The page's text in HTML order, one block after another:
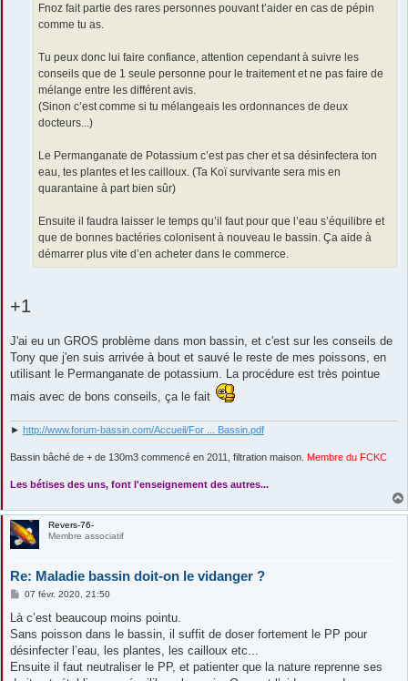
Fnoz fait partie des rares personnes pouvant t’aider en cas de pépin
comme tu as.
Tu peux donc lui faire confiance, attention cependant à suivre les
conseils que de 1 seule personne pour le traitement et ne pas faire de
mélange entre les différent avis.
(Sinon c’est comme si tu mélangeais les ordonnances de deux
docteurs...)
Le Permanganate de Potassium c’est pas cher et sa désinfectera ton
eau, tes plantes et les cailloux. (Ta Koï survivante sera mis en
quarantaine à part bien sûr)
Ensuite il faudra laisser le temps qu’il faut pour que l’eau s’équilibre et
que de bonnes bactéries colonisent à nouveau le bassin. Ça aide à
démarrer plus vite d’en acheter dans le commerce.
+1
J'ai eu un GROS problème dans mon bassin, et c'est sur les conseils de
Tony que j'en suis arrivée à bout et sauvé le reste de mes poissons, en
utilisant le Permanganate de potassium. La procédure est très pointue
mais avec de bons conseils, ça le fait
► http://www.forum-bassin.com/Accueil/For ... Bassin.pdf
Bassin bâché de + de 130m3 commencé en 2011, filtration maison. Membre du FCKC
Les bétises des uns, font l'enseignement des autres...
Revers-76-
Membre associatif
Re: Maladie bassin doit-on le vidanger ?
M
s
a
g
07 févr. 2020, 21:50
Là c’est beaucoup moins pointu.
Sans poisson dans le bassin, il suffit de doser fortement le PP pour
désinfecter l’eau, les plantes, les cailloux etc...
Ensuite il faut neutraliser le PP, et patienter que la nature reprenne ses